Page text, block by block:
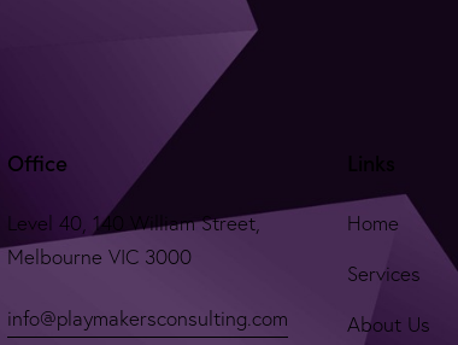
Office
Level 40, 140 William Street,
Melbourne VIC 3000
info@playmakersconsulting.com
Links
Home
Services
About Us